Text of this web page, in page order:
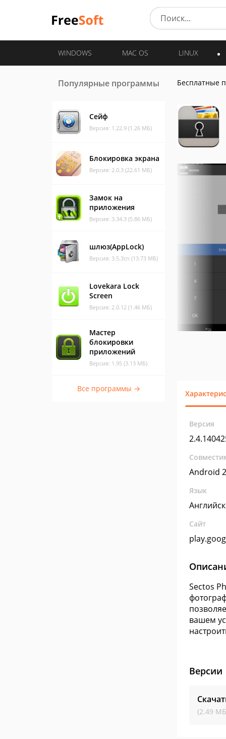
WINDOWS MAC OS LINUX
Популярные программы
Сейф
Версия: 1.22.9 (1.26 МБ)
Блокировка экрана
Версия: 2.0.3 (22.61 МБ)
Замок на
приложения
Версия: 3.34.3 (5.86 МБ)
шлюз(AppLock)
Версия: 3.5.3cn (13.73 МБ)
Lovekara Lock
Screen
Версия: 2.0.12 (1.46 МБ)
Мастер
блокировки
приложений
Версия: 1.95 (3.13 МБ)
Все программы →
Бесплатные
Версия
Android
Язык
Сайт
Sectos
вашем
Версии
(2.49